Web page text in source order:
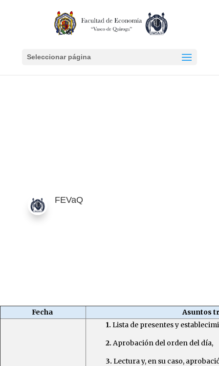
Seleccionar página
FEVaQ
Fecha Asuntos
1. Lista de presentes y
2. Aprobación del orden del día,
3. Lectura y, en su caso,